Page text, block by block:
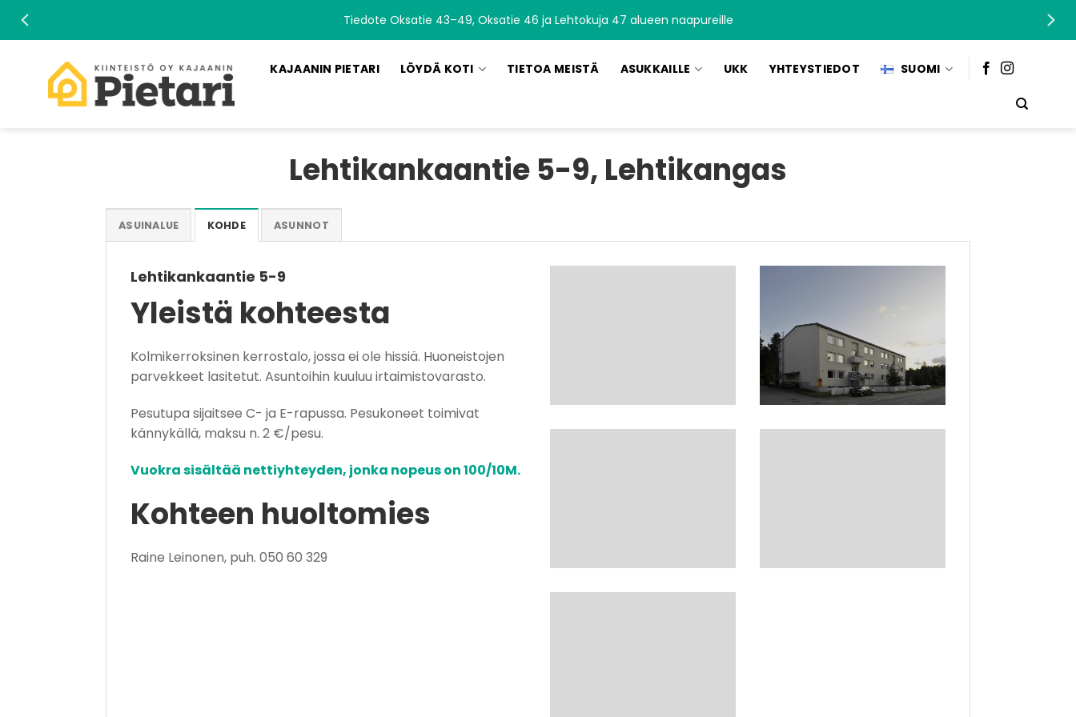
Tiedote Oksatie 43–49, Oksatie 46 ja Lehtokuja 47 alueen naapureille
KAJAANIN PIETARI LÖYDÄ KOTI TIETOA MEISTÄ ASUKKAILLE UKK YHTEYSTIEDOT SUOMI
Lehtikankaantie 5-9, Lehtikangas
ASUINALUE KOHDE ASUNNOT
Lehtikankaantie 5-9
Yleistä kohteesta
Kolmikerroksinen kerrostalo, jossa ei ole hissiä. Huoneistojen
parvekkeet lasitetut. Asuntoihin kuuluu irtaimistovarasto.
Pesutupa sijaitsee C- ja E-rapussa. Pesukoneet toimivat
kännykällä, maksu n. 2 €/pesu.
Vuokra sisältää nettiyhteyden, jonka nopeus on 100/10M.
Kohteen huoltomies
Raine Leinonen, puh. 050 60 329